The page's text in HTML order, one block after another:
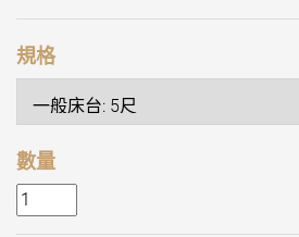
規格
數量